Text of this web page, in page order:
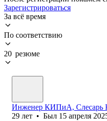
Зарегистрироваться
За всё время
По соответствию
20 резюме
Инженер КИПиА, Слесарь
29 лет • Был 15 апреля